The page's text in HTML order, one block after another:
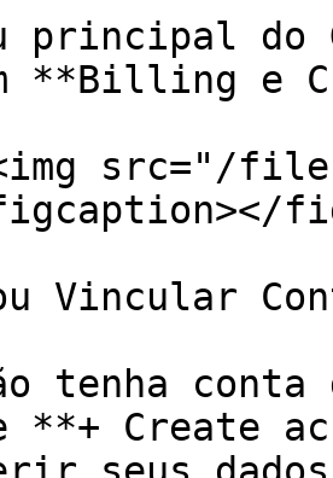
principal do
**Billing e
src="/
Vincular
tenha
**+ Create